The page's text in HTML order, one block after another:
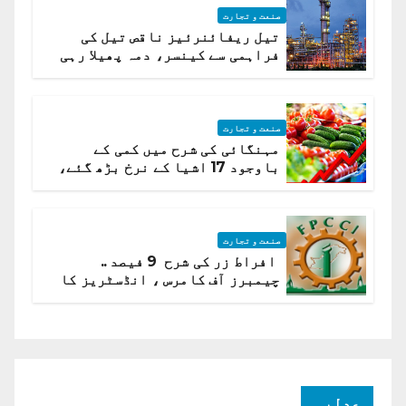
صنعت و تجارت
تیل ریفائنرئیز ناقص تیل کی
فراہمی سے کینسر، دمہ پھیلا رہی
صنعت و تجارت
مہنگائی کی شرح میں کمی کے
باوجود 17 اشیا کے نرخ بڑھ گئے،
صنعت و تجارت
افراط زر کی شرح 9 فیصد ..
چیمبرز آف کامرس ، انڈسٹریز کا